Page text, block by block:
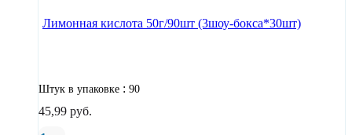
Лимонная кислота 50г/90шт (3шоу-бокса*30шт)
Штук в упаковке : 90
45,99 руб.